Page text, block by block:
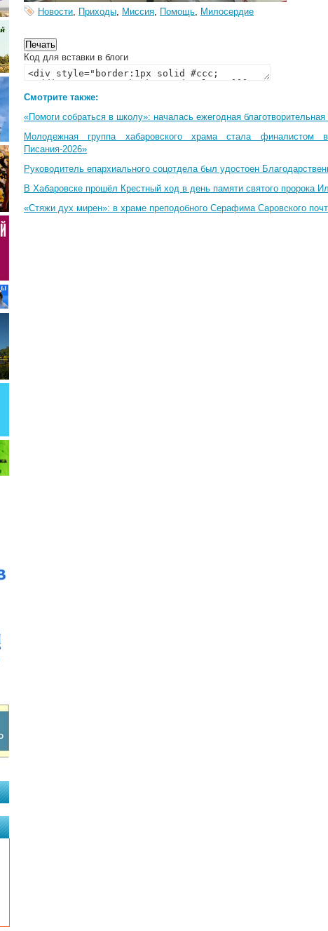
Новости, Приходы, Миссия, Помощь, Милосердие
Код для вставки в блоги
Смотрите также:
«Помоги собраться в школу»: началась ежегодная
Молодежная группа хабаровского храма стала финалистом
Писания-2026»
Руководитель епархиального соцотдела был удостоен
В Хабаровске прошёл Крестный ход в день памяти святого пророка
«Стяжи дух мирен»: в храме преподобного Серафима Саровского